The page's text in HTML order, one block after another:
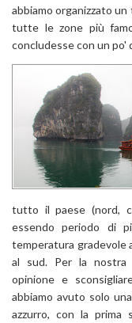
abbiamo organizzato
tutte le zone più
concludesse con un po'
tutto il paese (nord,
essendo periodo di
temperatura gradevole
al sud. Per la nostra
opinione e
abbiamo avuto solo
azzurro, con la prima